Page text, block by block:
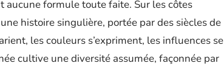
aucune formule toute faite. Sur les côtes
histoire singulière, portée par des siècles de
les couleurs s’expriment, les influences se
cultive une diversité assumée, façonnée par